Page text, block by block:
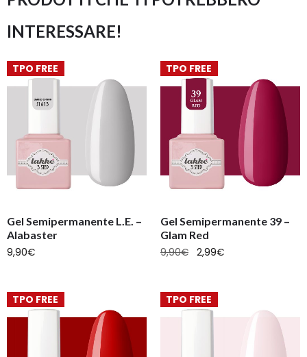
INTERESSARE!
TPO FREE
Gel Semipermanente L.E. –
Alabaster
9,90€
TPO FREE
Gel Semipermanente 39 –
Glam Red
9,90€ 2,99€
TPO FREE TPO FREE